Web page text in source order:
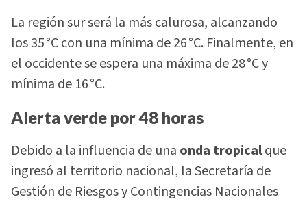
La región sur será la más calurosa, alcanzando
los 35 °C con una mínima de 26 °C. Finalmente, en
el occidente se espera una máxima de 28 °C y
mínima de 16 °C.
Alerta verde por 48 horas
Debido a la influencia de una onda tropicalque
ingresó al territorio nacional, la Secretaría de
Gestión de Riesgos y Contingencias Nacionales